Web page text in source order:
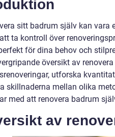
sitt badrum själv kan vara
ta kontroll över
för dina behov och
översikt av
utforska
skillnaderna mellan olika
med att renovera badrum
av